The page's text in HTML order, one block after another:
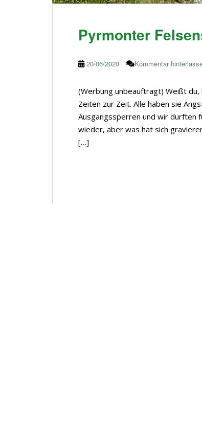
Pyrmonter
20/06/2020 Kommentar
(Werbung unbeauftragt) Weißt
Zeiten zur Zeit. Alle haben sie
Ausgangssperren und wir durften
wieder, aber was hat sich
[…]